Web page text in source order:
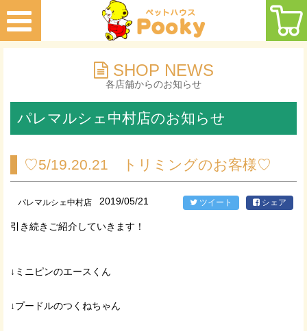
SHOP NEWS
各店舗からのお知らせ
パレマルシェ中村店のお知らせ
♡5/19.20.21 トリミングのお客様♡
パレマルシェ中村店 2019/05/21 ツイート シェア
引き続きご紹介していきます！
↓ミニピンのエースくん
↓プードルのつくねちゃん